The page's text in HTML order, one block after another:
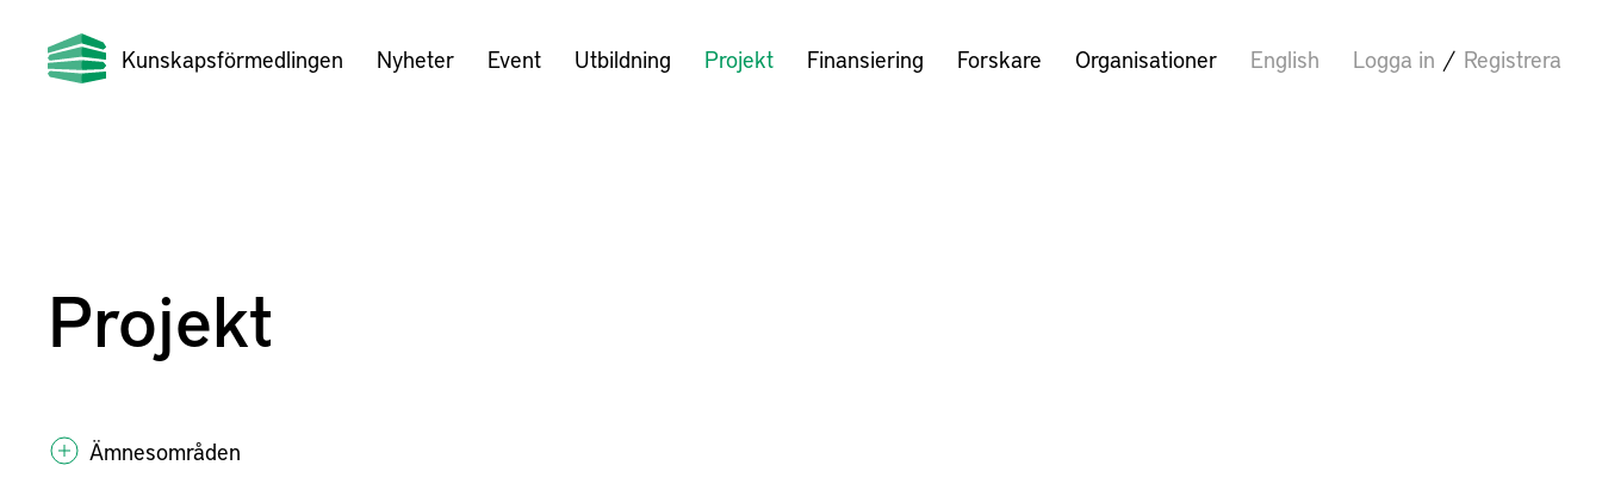
Kunskapsförmedlingen Nyheter Event Utbildning Projekt Finansiering Forskare Organisationer English Logga in / Registrera
Projekt
Ämnesområden